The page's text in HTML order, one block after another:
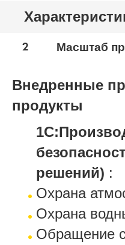
2 Масштаб
Внедренные
продукты
решений) :
Охрана
Охрана
Обращение